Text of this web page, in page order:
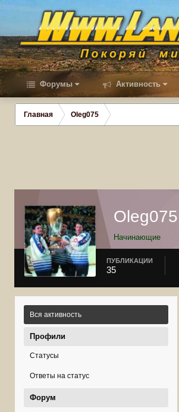
Форумы Активность
Главная Oleg075
Oleg075
Начинающие
ПУБЛИКАЦИИ
35
Вся активность
Профили
Статусы
Ответы на статус
Форум